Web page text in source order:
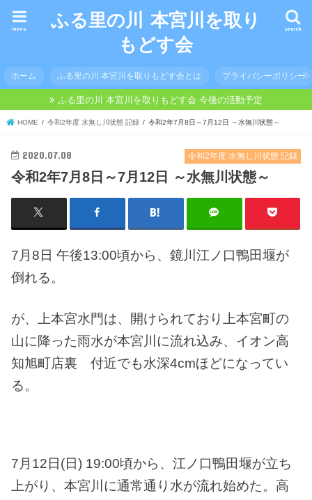
ふる里の川 本宮川を取り
もどす会
search
menu
ホーム ふる里の川 本宮川を取りもどす会とは プライバシーポリシー
ふる里の川 本宮川を取りもどす会 今後の活動予定
HOME 令和2年度 水無し川状態 記録 令和2年7月8日～7月12日 ～水無川状態～
令和2年度 水無し川状態 記録
2020.07.08
令和2年7月8日～7月12日 ～水無川状態～
7月8日 午後13:00頃から、鏡川江ノ口鴨田堰が
倒れる。
が、上本宮水門は、開けられており上本宮町の
山に降った雨水が本宮川に流れ込み、イオン高
知旭町店裏 付近でも水深4cmほどになってい
る。
7月12日(日) 19:00頃から、江ノ口鴨田堰が立ち
上がり、本宮川に通常通り水が流れ始めた。高